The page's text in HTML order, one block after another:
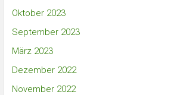
Oktober 2023
September 2023
März 2023
Dezember 2022
November 2022